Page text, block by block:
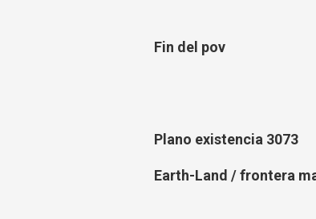
Fin del pov
Plano existencia 3073
Earth-Land / frontera